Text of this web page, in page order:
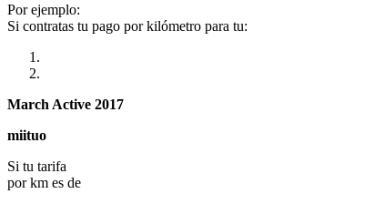
Por ejemplo:
Si contratas tu pago por kilómetro para tu:
March Active 2017
miituo
Si tu tarifa
por km es de